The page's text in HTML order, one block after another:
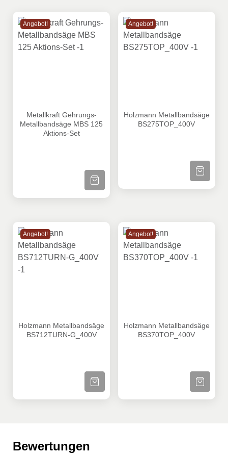
Angebot!
Metallkraft Gehrungs-
Metallbandsäge MBS 125
Aktions-Set
ZUM PRODUKT
Angebot!
Holzmann Metallbandsäge
BS275TOP_400V
ZUM
Angebot!
Holzmann Metallbandsäge
BS712TURN-G_400V
ZUM PRODUKT
Angebot!
Holzmann Metallbandsäge
BS370TOP_400V
ZUM
Bewertungen